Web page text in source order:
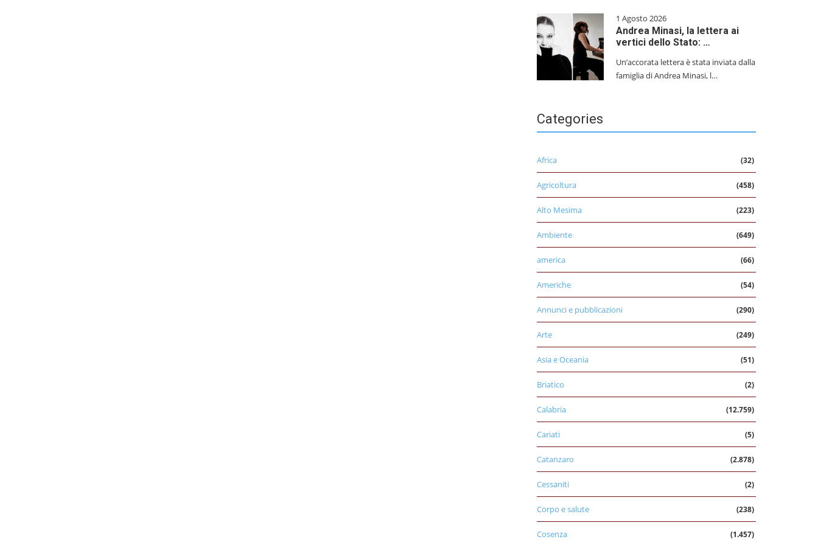
1 Agosto 2026
Andrea Minasi, la lettera ai
vertici dello Stato: …
Un’accorata lettera è stata inviata dalla
famiglia di Andrea Minasi, l…
Categories
Africa (32)
Agricoltura (458)
Alto Mesima (223)
Ambiente (649)
america (66)
Americhe (54)
Annunci e pubblicazioni (290)
Arte (249)
Asia e Oceania (51)
Briatico (2)
Calabria (12.759)
Cariati (5)
Catanzaro (2.878)
Cessaniti (2)
Corpo e salute (238)
Cosenza (1.457)